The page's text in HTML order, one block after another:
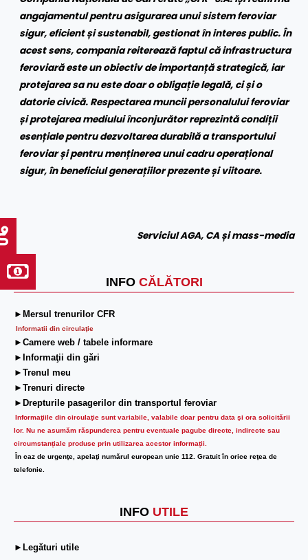
INFO CĂLĂTORI
►Mersul trenurilor CFR
Informatii din circulaţie
►Camere web / tabele informare
►Informaţii din gări
►Trenul meu
►Trenuri directe
►Drepturile pasagerilor din transportul feroviar
Informaţiile din circulaţie sunt variabile, valabile doar pentru data şi ora solicitării
lor. Nu ne asumăm răspunderea pentru eventuale pagube directe, indirecte sau
circumstanțiale produse prin utilizarea acestor informații.
În caz de urgenţe, apelaţi numărul european unic 112. Gratuit în orice reţea de
telefonie.
INFO UTILE
►Legături utile
angajamentul pentru asigurarea unui sistem feroviar
sigur, eficient și sustenabil, gestionat în interes public. În
acest sens, compania reiterează faptul că infrastructura
feroviară este un obiectiv de importanță strategică, iar
protejarea sa nu este doar o obligație legală, ci și o
datorie civică. Respectarea muncii personalului feroviar
și protejarea mediului înconjurător reprezintă condiții
esențiale pentru dezvoltarea durabilă a transportului
feroviar și pentru menținerea unui cadru operațional
sigur, în beneficiul generațiilor prezente și viitoare.
Serviciul AGA, CA și mass-media